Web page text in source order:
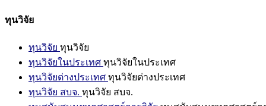
ทุนวิจัย
ทุนวิจัย ทุนวิจัย
ทุนวิจัยในประเทศ ทุนวิจัยในประเทศ
ทุนวิจัยต่างประเทศ ทุนวิจัยต่างประเทศ
ทุนวิจัย สบจ. ทุนวิจัย สบจ.